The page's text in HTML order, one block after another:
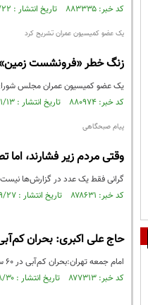
کد خبر: ۸۸۳۳۳۵ تاریخ انتشار : ۱۴۰۴/۱۲/۲۲
یک عضو کمیسیون عمران تشریح کرد
زنگ خطر «فرونشست زمین»
یک عضو کمیسیون عمران مجلس شورای
کد خبر: ۸۸۰۹۷۴ تاریخ انتشار : ۱۴۰۴/۱۱/۱۳
پیام صبحگاهی
وقتی مردم زیر فشارند،
گرانی فقط یک عدد در گزارش‌ها نیست؛
کد خبر: ۸۷۸۶۳۱ تاریخ انتشار : ۱۴۰۴/۰۹/۲۷
حاج علی اکبری: بحران
امام جمعه تهران:بحران کم‌آبی در ۶۰ سال گذشته بی‌سابقه بوده است.
کد خبر: ۸۷۷۳۱۳ تاریخ انتشار : ۱۴۰۴/۰۸/۳۰